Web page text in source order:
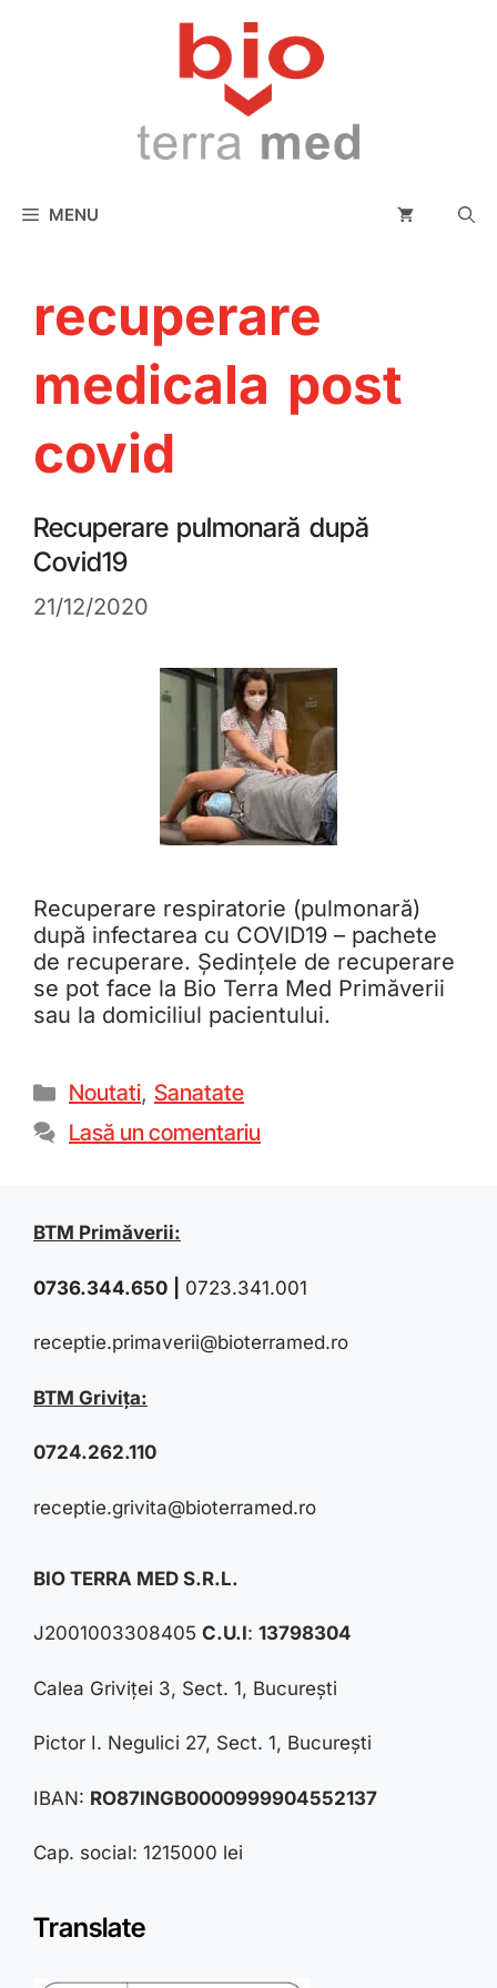
MENU
recuperare
medicala post
covid
Recuperare pulmonară după
Covid19
21/12/2020
Recuperare respiratorie (pulmonară)
după infectarea cu COVID19 – pachete
de recuperare. Ședințele de recuperare
se pot face la Bio Terra Med Primăverii
sau la domiciliul pacientului.
Noutati, Sanatate
Lasă un comentariu
BTM Primăverii:
0736.344.650 0723.341.001
receptie.primaverii@bioterramed.ro
BTM Grivița:
0724.262.110
receptie.grivita@bioterramed.ro
BIO TERRA MED S.R.L.
J2001003308405 C.U.I: 13798304
Calea Griviței 3, Sect. 1, București
Pictor I. Negulici 27, Sect. 1, București
IBAN: RO87INGB0000999904552137
Cap. social: 1215000 lei
Translate